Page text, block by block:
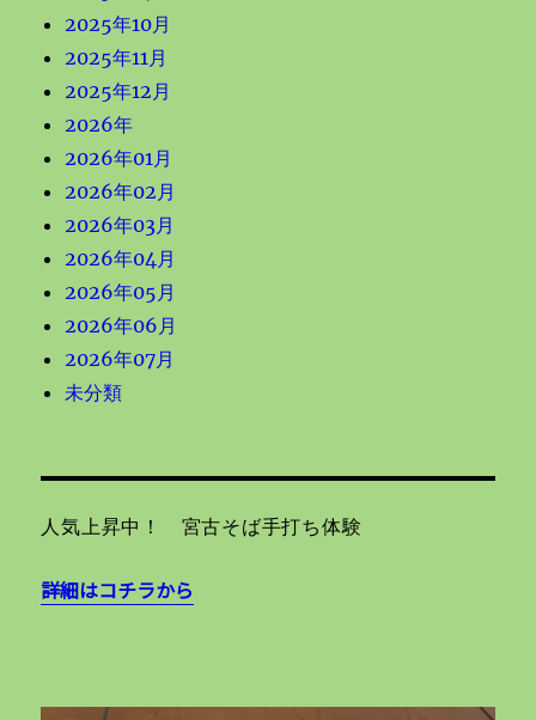
2025年10月
2025年11月
2025年12月
2026年
2026年01月
2026年02月
2026年03月
2026年04月
2026年05月
2026年06月
2026年07月
未分類
人気上昇中！ 宮古そば手打ち体験
詳細はコチラから